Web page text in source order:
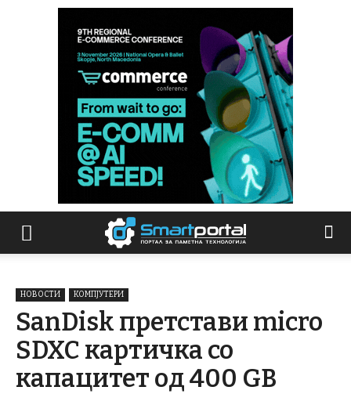
НОВОСТИ КОМПЈУТЕРИ
SanDisk претстави micro
SDXC картичка со
капацитет од 400 GB